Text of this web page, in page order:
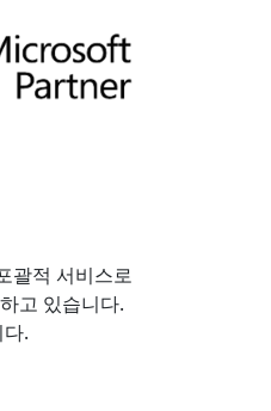
괄적 서비스로
고 있습니다.
.